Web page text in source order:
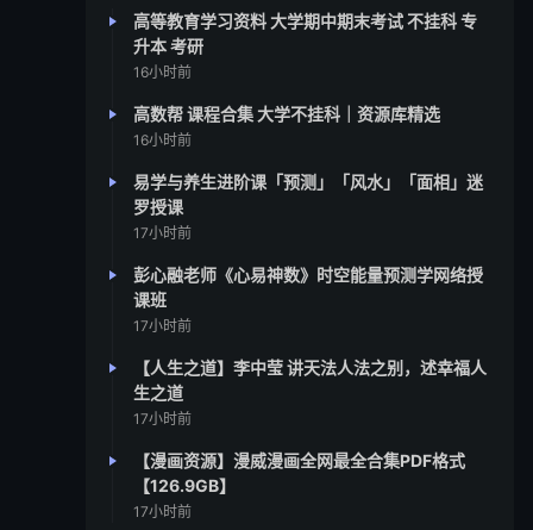
高等教育学习资料 大学期中期末考试 不挂科 专
升本 考研
16小时前
高数帮 课程合集 大学不挂科｜资源库精选
16小时前
易学与养生进阶课「预测」「风水」「面相」迷
罗授课
17小时前
彭心融老师《心易神数》时空能量预测学网络授
课班
17小时前
【人生之道】李中莹 讲天法人法之别，述幸福人
生之道
17小时前
【漫画资源】漫威漫画全网最全合集PDF格式
【126.9GB】
17小时前